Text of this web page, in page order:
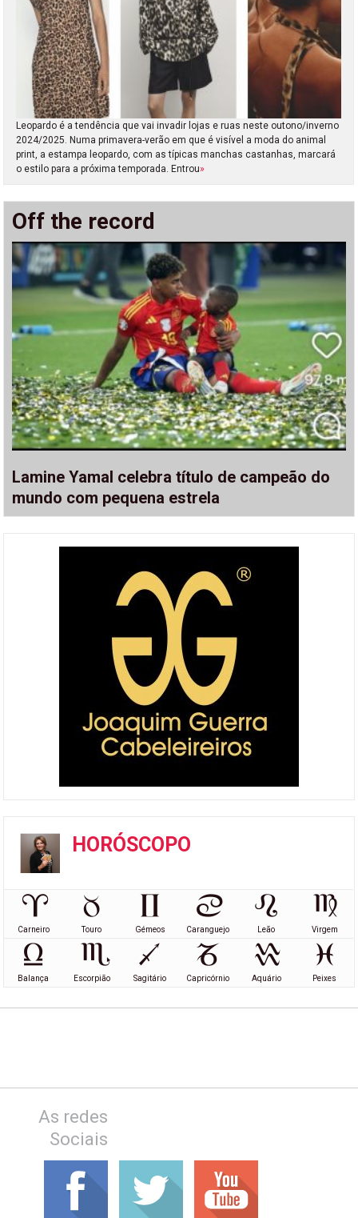
Leopardo é a tendência que vai invadir lojas e ruas neste outono/inverno
2024/2025. Numa primavera-verão em que é visível a moda do animal
print, a estampa leopardo, com as típicas manchas castanhas, marcará
o estilo para a próxima temporada. Entrou»
Off the record
Lamine Yamal celebra título de campeão do
mundo com pequena estrela
HORÓSCOPO
Carneiro Touro Gémeos Caranguejo Leão Virgem
Balança Escorpião Sagitário Capricórnio Aquário Peixes
As redes
Sociais